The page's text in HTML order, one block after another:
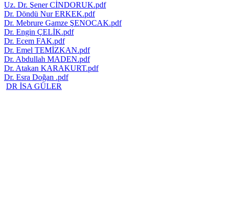
Uz. Dr. Şener CİNDORUK.pdf
Dr. Döndü Nur ERKEK.pdf
Dr. Mebrure Gamze ŞENOCAK.pdf
Dr. Engin ÇELİK.pdf
Dr. Ecem FAK.pdf
Dr. Emel TEMİZKAN.pdf
Dr. Abdullah MADEN.pdf
Dr. Atakan KARAKURT.pdf
Dr. Esra Doğan .pdf
DR İSA GÜLER